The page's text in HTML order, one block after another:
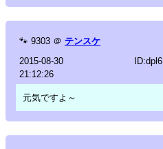
🐾 9303 ＠ テンスケ
2015-08-30
21:12:26
元気ですよ～